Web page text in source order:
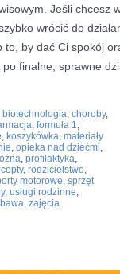
Jeśli chcesz
wrócić do
to, by dać Ci spokój
finalne, sprawne
biotechnologia, choroby,
, formuła 1,
, koszykówka, materiały
, opieka nad dziećmi,
, profilaktyka,
, rodzicielstwo,
motorowe, sprzęt
, usługi rodzinne,
, zajęcia